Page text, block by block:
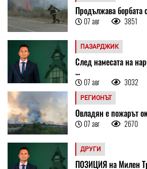
Продължава борбата
07 авг 3851
ПАЗАРДЖИК
След намесата на
...
07 авг 3032
РЕГИОНЪТ
Овладян е пожарът
07 авг 2670
ДРУГИ
ПОЗИЦИЯ на Милен